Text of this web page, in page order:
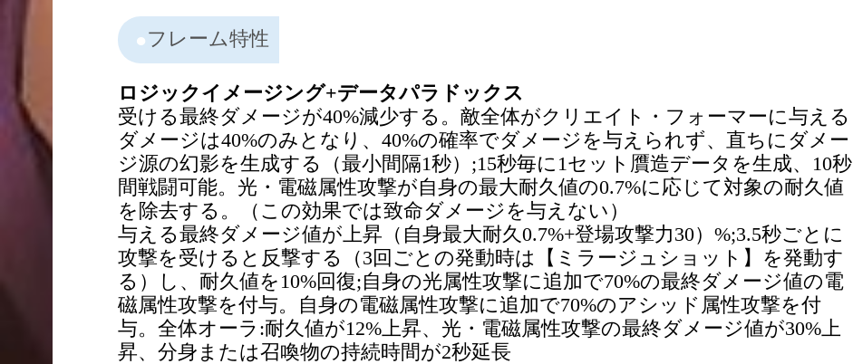
フレーム特性
ロジックイメージング+データパラドックス
受ける最終ダメージが40%減少する。敵全体がクリエイト・フォーマーに与える
ダメージは40%のみとなり、40%の確率でダメージを与えられず、直ちにダメー
ジ源の幻影を生成する（最小間隔1秒）;15秒毎に1セット贋造データを生成、10秒
間戦闘可能。光・電磁属性攻撃が自身の最大耐久値の0.7%に応じて対象の耐久値
を除去する。（この効果では致命ダメージを与えない）
与える最終ダメージ値が上昇（自身最大耐久0.7%+登場攻撃力30）%;3.5秒ごとに
攻撃を受けると反撃する（3回ごとの発動時は【ミラージュショット】を発動す
る）し、耐久値を10%回復;自身の光属性攻撃に追加で70%の最終ダメージ値の電
磁属性攻撃を付与。自身の電磁属性攻撃に追加で70%のアシッド属性攻撃を付
与。全体オーラ:耐久値が12%上昇、光・電磁属性攻撃の最終ダメージ値が30%上
昇、分身または召喚物の持続時間が2秒延長